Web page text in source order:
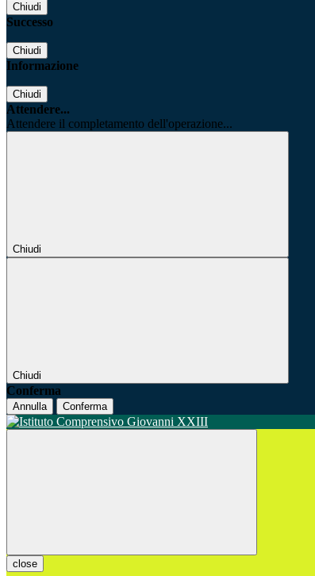
Chiudi
Successo
Chiudi
Informazione
Chiudi
Attendere...
Attendere il completamento dell'operazione...
Chiudi
Chiudi
Conferma
Annulla Conferma
close